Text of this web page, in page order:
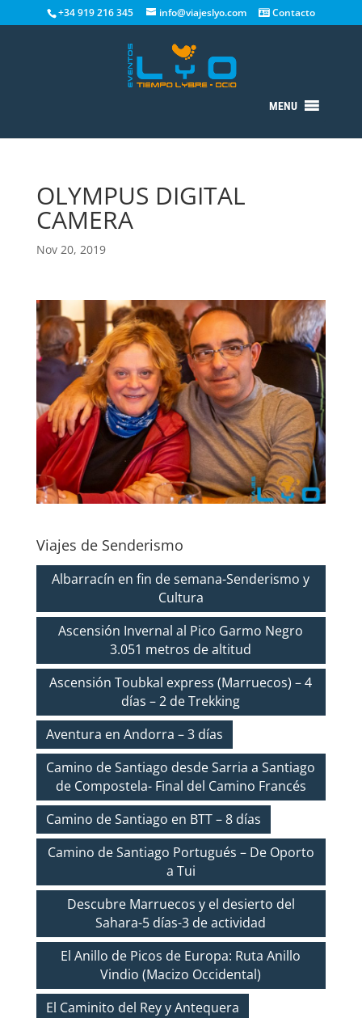
+34 919 216 345 info@viajeslyo.com Contacto
MENU
OLYMPUS DIGITAL
CAMERA
Nov 20, 2019
Viajes de Senderismo
Albarracín en fin de semana-Senderismo y
Cultura
Ascensión Invernal al Pico Garmo Negro
3.051 metros de altitud
Ascensión Toubkal express (Marruecos) – 4
días – 2 de Trekking
Aventura en Andorra – 3 días
Camino de Santiago desde Sarria a Santiago
de Compostela- Final del Camino Francés
Camino de Santiago en BTT – 8 días
Camino de Santiago Portugués – De Oporto
a Tui
Descubre Marruecos y el desierto del
Sahara-5 días-3 de actividad
El Anillo de Picos de Europa: Ruta Anillo
Vindio (Macizo Occidental)
El Caminito del Rey y Antequera